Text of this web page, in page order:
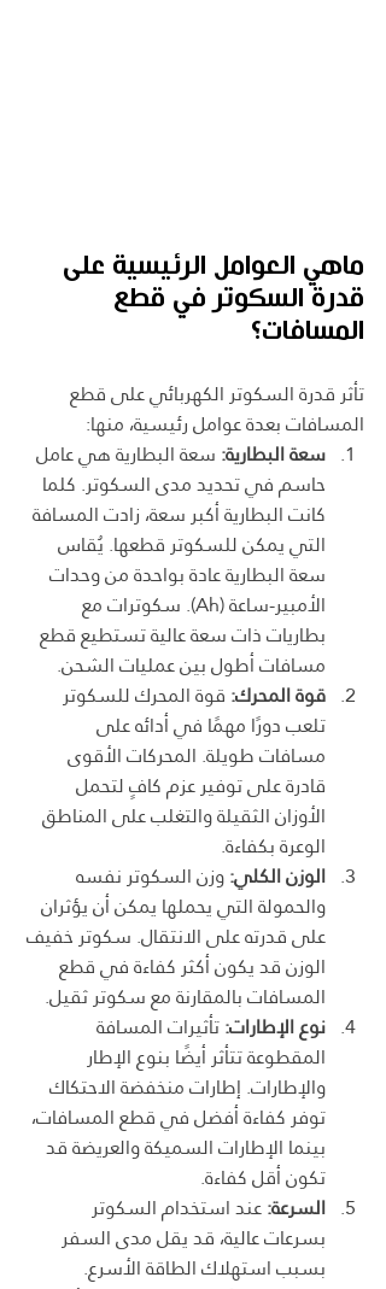
ماهي العوامل الرئيسية على
قدرة السكوتر في قطع
المسافات؟
تأثر قدرة السكوتر الكهربائي على قطع
المسافات بعدة عوامل رئيسية، منها:
سعة البطارية: سعة البطارية هي عامل
حاسم في تحديد مدى السكوتر. كلما
كانت البطارية أكبر سعة، زادت المسافة
التي يمكن للسكوتر قطعها. يُقاس
سعة البطارية عادة بواحدة من وحدات
الأمبير-ساعة (Ah). سكوترات مع
بطاريات ذات سعة عالية تستطيع قطع
مسافات أطول بين عمليات الشحن.
قوة المحرك: قوة المحرك للسكوتر
تلعب دورًا مهمًا في أدائه على
مسافات طويلة. المحركات الأقوى
قادرة على توفير عزم كافٍ لتحمل
الأوزان الثقيلة والتغلب على المناطق
الوعرة بكفاءة.
الوزن الكلي: وزن السكوتر نفسه
والحمولة التي يحملها يمكن أن يؤثران
على قدرته على الانتقال. سكوتر خفيف
الوزن قد يكون أكثر كفاءة في قطع
المسافات بالمقارنة مع سكوتر ثقيل.
نوع الإطارات: تأثيرات المسافة
المقطوعة تتأثر أيضًا بنوع الإطار
والإطارات. إطارات منخفضة الاحتكاك
توفر كفاءة أفضل في قطع المسافات،
بينما الإطارات السميكة والعريضة قد
تكون أقل كفاءة.
السرعة: عند استخدام السكوتر
بسرعات عالية، قد يقل مدى السفر
بسبب استهلاك الطاقة الأسرع.